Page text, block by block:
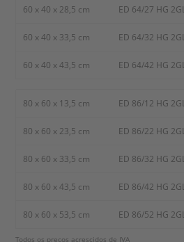
60 x 40 x 28,5 cm ED 64/27 HG 2GL
60 x 40 x 33,5 cm ED 64/32 HG 2GL
60 x 40 x 43,5 cm ED 64/42 HG 2GL
80 x 60 x 13,5 cm ED 86/12 HG 2GL
80 x 60 x 23,5 cm ED 86/22 HG 2GL
80 x 60 x 33,5 cm ED 86/32 HG 2GL
80 x 60 x 43,5 cm ED 86/42 HG 2GL
80 x 60 x 53,5 cm ED 86/52 HG 2GL
Todos os preços acrescidos de IVA